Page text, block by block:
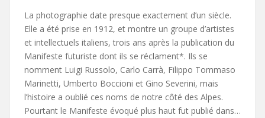
La photographie date presque exactement d’un siècle.
Elle a été prise en 1912, et montre un groupe d’artistes
et intellectuels italiens, trois ans après la publication du
Manifeste futuriste dont ils se réclament*. Ils se
nomment Luigi Russolo, Carlo Carrà, Filippo Tommaso
Marinetti, Umberto Boccioni et Gino Severini, mais
l’histoire a oublié ces noms de notre côté des Alpes.
Pourtant le Manifeste évoqué plus haut fut publié dans…